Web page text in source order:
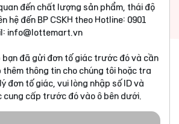
đến chất lượng sản phẩm, thái độ
hệ đến BP CSKH theo Hotline: 0901
info@lottemart.vn
đã gửi đơn tố giác trước đó và cần
thông tin cho chúng tôi hoặc tra
đơn tố giác, vui lòng nhập số ID và
cấp trước đó vào ô bên dưới.